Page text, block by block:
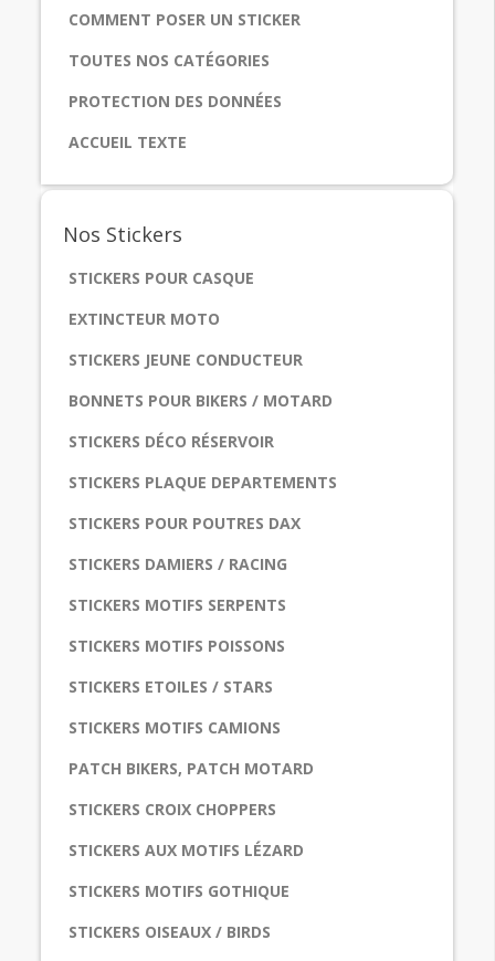
COMMENT POSER UN STICKER
TOUTES NOS CATÉGORIES
PROTECTION DES DONNÉES
ACCUEIL TEXTE
Nos Stickers
STICKERS POUR CASQUE
EXTINCTEUR MOTO
STICKERS JEUNE CONDUCTEUR
BONNETS POUR BIKERS / MOTARD
STICKERS DÉCO RÉSERVOIR
STICKERS PLAQUE DEPARTEMENTS
STICKERS POUR POUTRES DAX
STICKERS DAMIERS / RACING
STICKERS MOTIFS SERPENTS
STICKERS MOTIFS POISSONS
STICKERS ETOILES / STARS
STICKERS MOTIFS CAMIONS
PATCH BIKERS, PATCH MOTARD
STICKERS CROIX CHOPPERS
STICKERS AUX MOTIFS LÉZARD
STICKERS MOTIFS GOTHIQUE
STICKERS OISEAUX / BIRDS